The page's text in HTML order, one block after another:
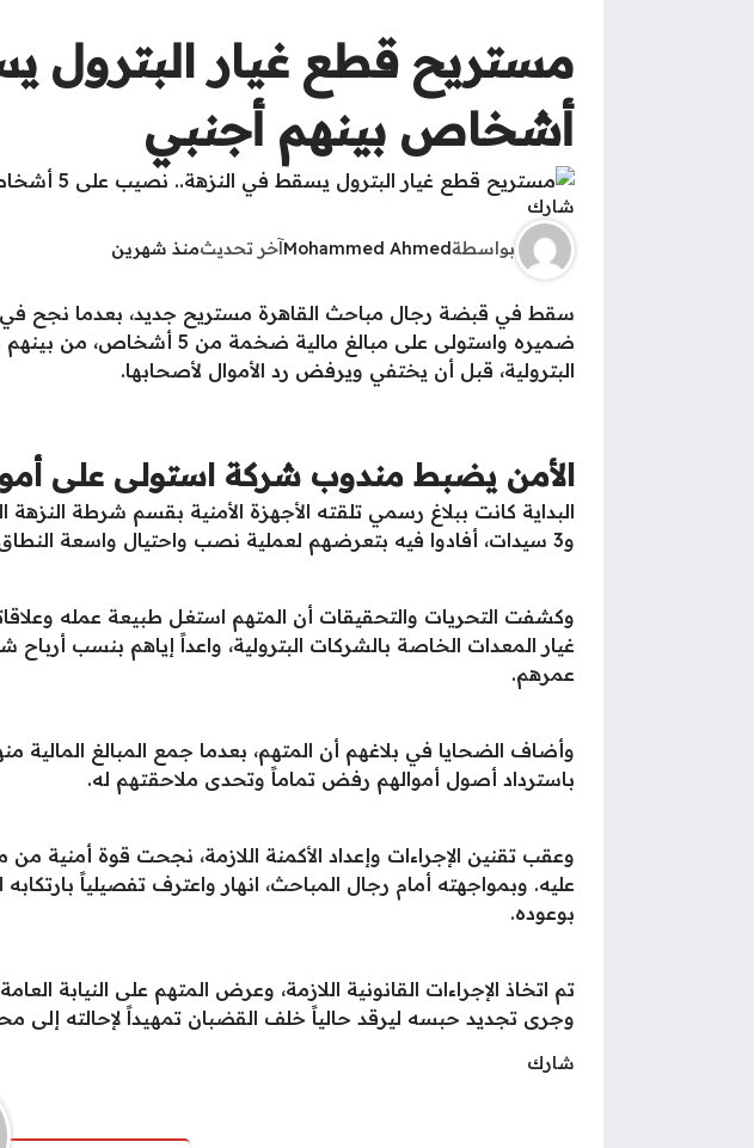
أشخاص بينهم أجنبي
شارك
بواسطةMohammed Ahmedآخر تحديثمنذ شهرين
سقط في قبضة رجال مباحث القاهرة مستريح جديد، بعدما نجح
ضميره واستولى على مبالغ
البترولية، قبل أن يختفي ويرفض رد الأموال لأصحابها.
الأمن يضبط مندوب شركة استولى على
البداية كانت ببلاغ رسمي تلقته الأجهزة الأمنية بقسم شرطة
و3 سيدات، أفادوا فيه بتعرضهم لعملية نصب واحتيال واسعة النطاق من قِبل مندوب يعمل في إحدى الشركات.
وكشفت التحريات والتحقيقات أن المتهم استغل طبيعة عمله
غيار المعدات الخاصة بالشركات البترولية، واعداً إياهم بنسب
عمرهم.
وأضاف الضحايا في بلاغهم أن المتهم، بعدما جمع المبالغ المالية
باسترداد أصول أموالهم رفض تماماً وتحدى ملاحقتهم له.
وعقب تقنين الإجراءات وإعداد الأكمنة اللازمة، نجحت قوة أمنية
عليه. وبمواجهته أمام رجال المباحث، انهار واعترف تفصيلياً
بوعوده.
وجرى تجديد حبسه ليرقد حالياً خلف القضبان تمهيداً لإحالته إلى
شارك